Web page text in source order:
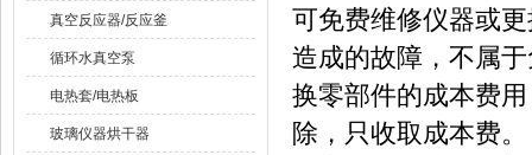
真空反应器/反应釜
循环水真空泵
电热套/电热板
玻璃仪器烘干器
可免费维修仪器或
造成的故障，不属
换零部件的成本费
除，只收取成本费。